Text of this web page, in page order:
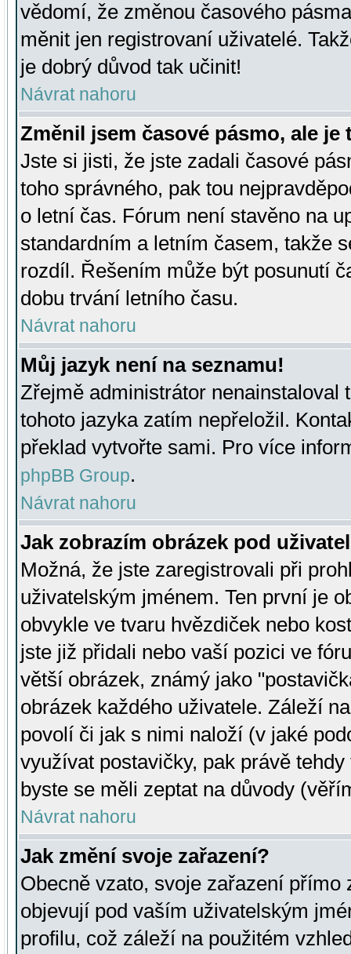
vědomí, že změnou časového
měnit jen registrovaní uživatelé.
je dobrý důvod tak učinit!
Návrat nahoru
Změnil jsem časové pásmo, ale je
Jste si jisti, že jste zadali časové
toho správného, pak tou
o letní čas. Fórum není stavěno na
standardním a letním časem, takže
rozdíl. Řešením může být posunutí
dobu trvání letního času.
Návrat nahoru
Můj jazyk není na seznamu!
Zřejmě administrátor nenainstaloval
tohoto jazyka zatím nepřeložil.
překlad vytvořte sami. Pro více
phpBB Group.
Návrat nahoru
Jak zobrazím obrázek pod
Možná, že jste zaregistrovali při
uživatelským jménem. Ten první je
obvykle ve tvaru hvězdiček nebo
jste již přidali nebo vaší pozici ve
větší obrázek, známý jako
obrázek každého uživatele. Záleží
povolí či jak s nimi naloží (v jaké
využívat postavičky, pak právě
byste se měli zeptat na důvody
Návrat nahoru
Jak změní svoje zařazení?
Obecně vzato, svoje zařazení přímo
objevují pod vaším uživatelským
profilu, což záleží na použitém